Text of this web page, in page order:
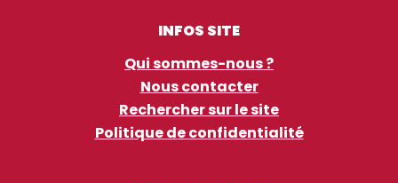
INFOS SITE
Qui sommes-nous ?
Nous contacter
Rechercher sur le site
Politique de confidentialité